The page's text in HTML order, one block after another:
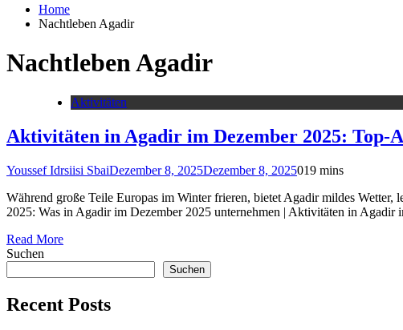
Home
Nachtleben Agadir
Nachtleben Agadir
Aktivitäten
Aktivitäten in Agadir im Dezember 2025:
Youssef Idrsiisi SbaiDezember 8, 2025Dezember 8, 2025019 mins
Während große Teile Europas im Winter frieren, bietet Agadir mildes
2025: Was in Agadir im Dezember 2025 unternehmen | Aktivitäten in
Read More
Suchen
Suchen
Recent Posts